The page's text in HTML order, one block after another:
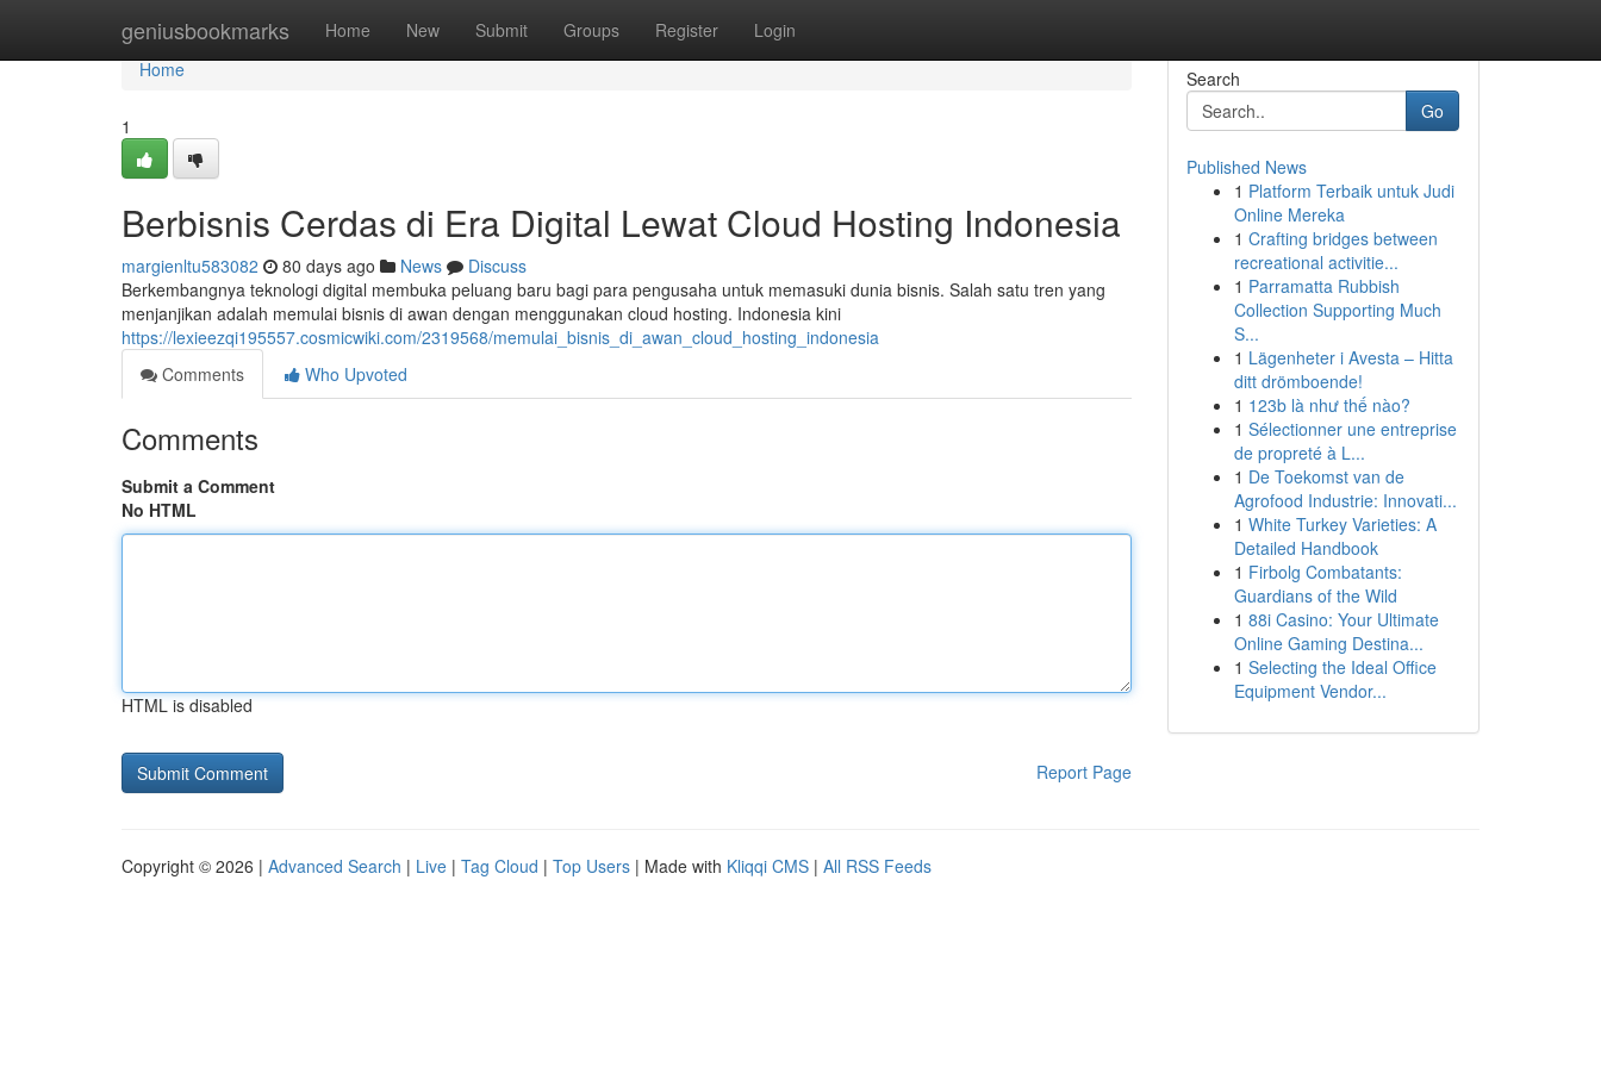
geniusbookmarks Home New Submit Groups Register Login
Home
Home
1
Berbisnis Cerdas di Era Digital Lewat Cloud Hosting Indonesia
margienltu583082 80 days ago News
Discuss
Berkembangnya teknologi digital membuka peluang baru bagi para pengusaha untuk memasuki dunia bisnis. Salah satu tren yang
menjanjikan adalah memulai bisnis di awan dengan menggunakan cloud hosting. Indonesia kini
https://lexieezqi195557.cosmicwiki.com/2319568/memulai_bisnis_di_awan_cloud_hosting_indonesia
Comments
Who Upvoted
Comments
Submit a Comment
No HTML
HTML is disabled
Report Page
Search
Go
Published News
1 Platform Terbaik untuk Judi
Online Mereka
1 Crafting bridges between
recreational activitie...
1 Parramatta Rubbish
Collection Supporting Much
S...
1 Lägenheter i Avesta – Hitta
ditt drömboende!
1 123b là như thế nào?
1 Sélectionner une entreprise
de propreté à L...
1 De Toekomst van de
Agrofood Industrie: Innovati...
1 White Turkey Varieties: A
Detailed Handbook
1 Firbolg Combatants:
Guardians of the Wild
1 88i Casino: Your Ultimate
Online Gaming Destina...
1 Selecting the Ideal Office
Equipment Vendor...
Copyright © 2026 | Advanced Search | Live | Tag Cloud | Top Users | Made with Kliqqi CMS | All RSS Feeds